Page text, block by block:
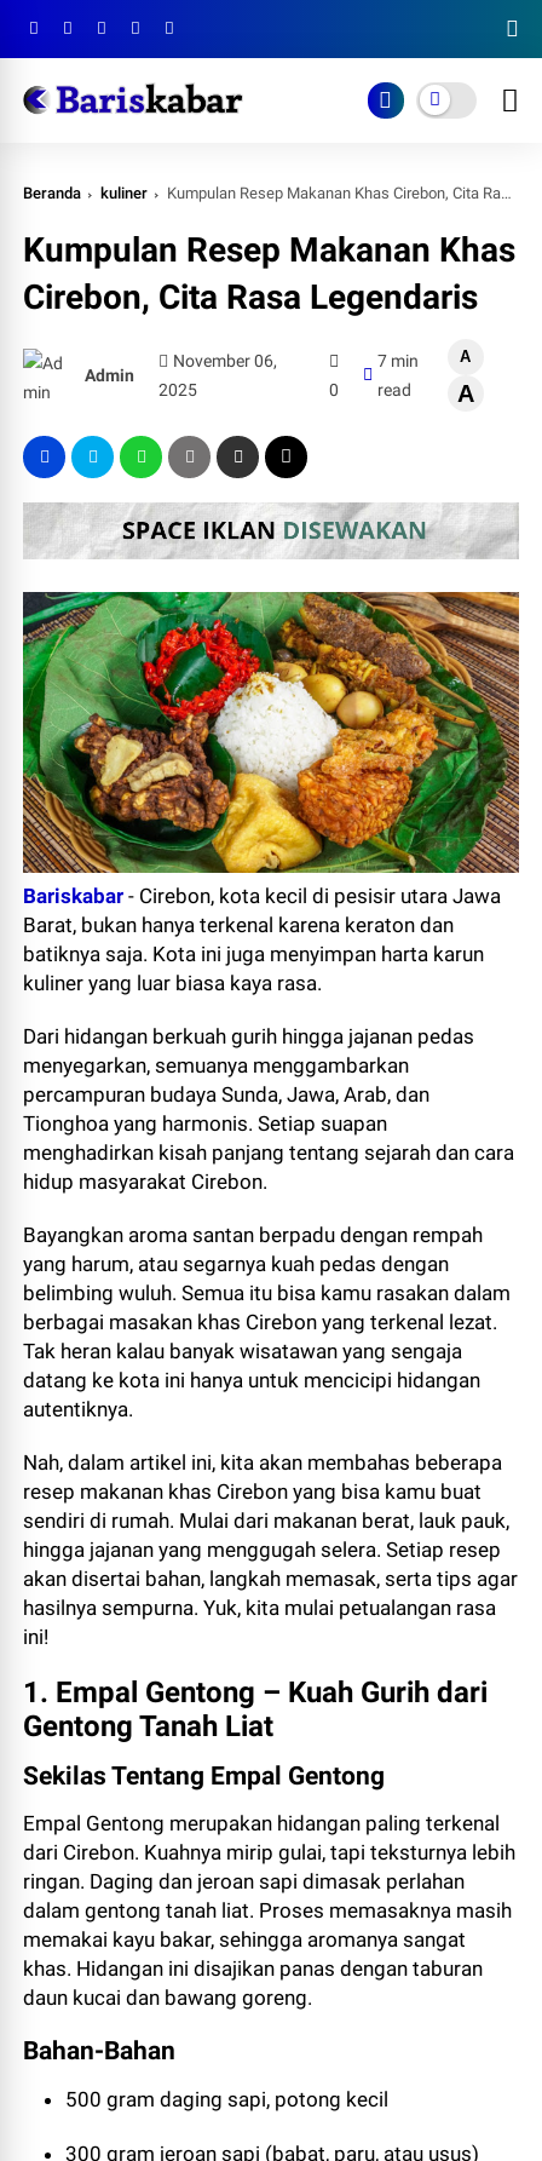
Beranda kuliner Kumpulan Resep Makanan Khas Cirebon, Cita Rasa Legendaris
Kumpulan Resep Makanan Khas
Cirebon, Cita Rasa Legendaris
Admin
November 06,
2025
0
7 min
read
A
A
Bariskabar - Cirebon, kota kecil di pesisir utara Jawa
Barat, bukan hanya terkenal karena keraton dan
batiknya saja. Kota ini juga menyimpan harta karun
kuliner yang luar biasa kaya rasa.
Dari hidangan berkuah gurih hingga jajanan pedas
menyegarkan, semuanya menggambarkan
percampuran budaya Sunda, Jawa, Arab, dan
Tionghoa yang harmonis. Setiap suapan
menghadirkan kisah panjang tentang sejarah dan cara
hidup masyarakat Cirebon.
Bayangkan aroma santan berpadu dengan rempah
yang harum, atau segarnya kuah pedas dengan
belimbing wuluh. Semua itu bisa kamu rasakan dalam
berbagai masakan khas Cirebon yang terkenal lezat.
Tak heran kalau banyak wisatawan yang sengaja
datang ke kota ini hanya untuk mencicipi hidangan
autentiknya.
Nah, dalam artikel ini, kita akan membahas beberapa
resep makanan khas Cirebon yang bisa kamu buat
sendiri di rumah. Mulai dari makanan berat, lauk pauk,
hingga jajanan yang menggugah selera. Setiap resep
akan disertai bahan, langkah memasak, serta tips agar
hasilnya sempurna. Yuk, kita mulai petualangan rasa
ini!
1. Empal Gentong – Kuah Gurih dari
Gentong Tanah Liat
Sekilas Tentang Empal Gentong
Empal Gentong merupakan hidangan paling terkenal
dari Cirebon. Kuahnya mirip gulai, tapi teksturnya lebih
ringan. Daging dan jeroan sapi dimasak perlahan
dalam gentong tanah liat. Proses memasaknya masih
memakai kayu bakar, sehingga aromanya sangat
khas. Hidangan ini disajikan panas dengan taburan
daun kucai dan bawang goreng.
Bahan-Bahan
500 gram daging sapi, potong kecil
300 gram jeroan sapi (babat, paru, atau usus)